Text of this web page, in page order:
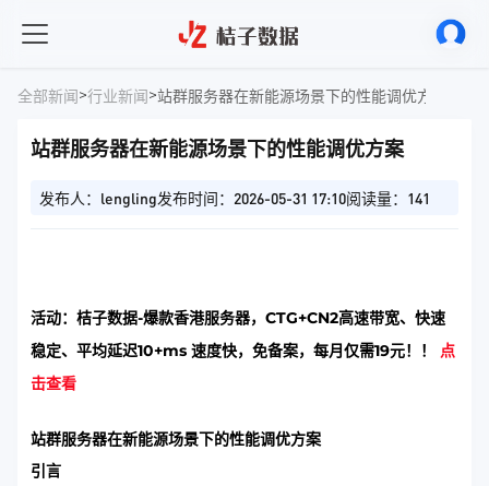
全部新闻>行业新闻>站群服务器在新能源场景下的性能调优方案
站群服务器在新能源场景下的性能调优方案
发布人：lengling发布时间：2026-05-31 17:10阅读量：141
活动：桔子数据-爆款香港服务器，CTG+CN2高速带宽、快速
稳定、平均延迟10+ms 速度快，免备案，每月仅需19元！！ 点
击查看
站群服务器在新能源场景下的性能调优方案
引言